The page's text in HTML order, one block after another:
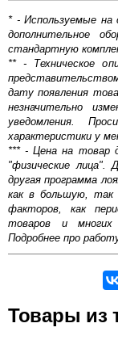
* - Используемые на
дополнительное
стандартную
** - Техническое
дату появления
незначительно
уведомления.
характеристики у
*** - Цена на товар
"физические лица".
другая программа
как в большую,
факторов, как
товаров и многих
Подробнее про
Оставьте отзыв
Товары из